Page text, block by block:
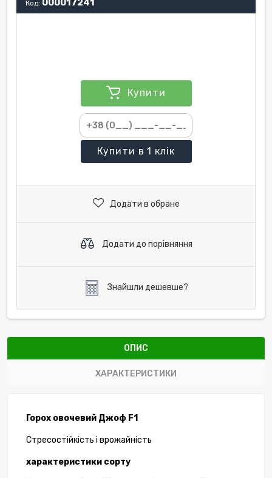
Код: 000017241
Купити
Купити в 1 клік
Додати в обране
Додати до порівняння
Знайшли дешевше?
ОПИС
ХАРАКТЕРИСТИКИ
Горох овочевий Джоф F1
Стресостійкість і врожайність
характеристики сорту